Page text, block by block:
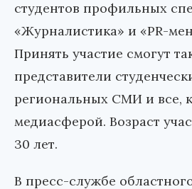
студентов профильных
«Журналистика» и «PR-
Принять участие смогут
представители
региональных СМИ и все,
медиасферой. Возраст
30 лет.
В пресс-службе